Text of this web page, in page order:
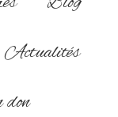
Actualités